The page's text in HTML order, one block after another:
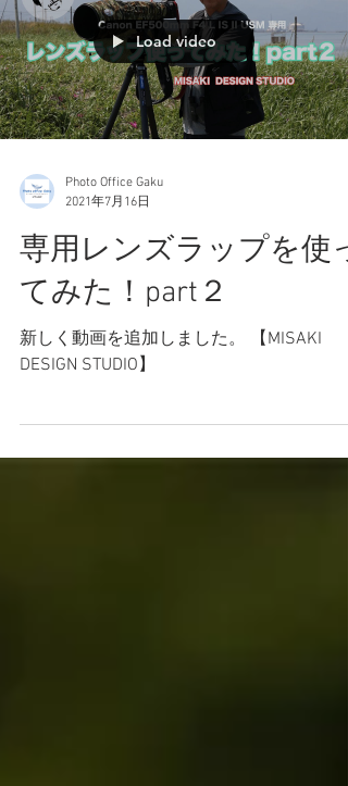
Load video
2021年7月16日
専用レンズラップを使っ
てみた！part２
新しく動画を追加しました。 【MISAKI
DESIGN STUDIO】